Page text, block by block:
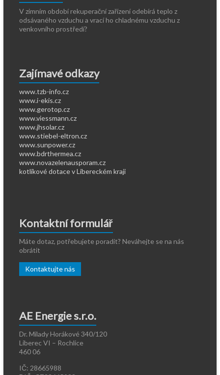
V zimním období rekuperační zařízení odebírá teplo z
odsávaného vzduchu a vrací ho chladnému vzduchu z
venkovního prostředí?
Zajímavé odkazy
www.tzb-info.cz
www.i-ekis.cz
www.gerotop.cz
www.viessmann.cz
www.jhsolar.cz
www.stiebel-eltron.cz
www.sunpower.cz
www.bdrthermea.cz
www.novazelenausporam.cz
kotlíkové dotace v Libereckém kraji
Kontaktní formulář
Máte dotaz, potřebujete poradit? Neváhejte se na nás
obrátit
Kontaktujte nás
AE Energie s.r.o.
Dr. Milady Horákové 340/120
Liberec VI – Rochlice
460 06
IČ: 28665988